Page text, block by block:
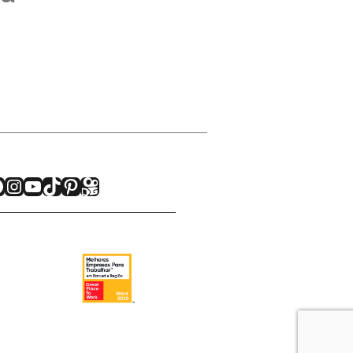
Instagram
Youtube
TikTok
Pinterest
Kwai